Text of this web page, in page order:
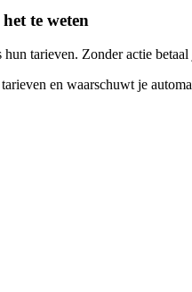
te weten
tarieven. Zonder actie
en waarschuwt je